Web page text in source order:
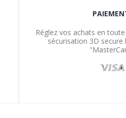
Réglez vos achats en
sécurisation 3D secure